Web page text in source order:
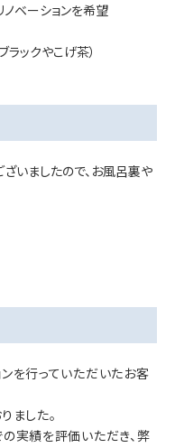
ベーションを希望
ックやこげ茶）
いましたので、お風呂裏や
を行っていただいたお客
ました。
実績を評価いただき、弊